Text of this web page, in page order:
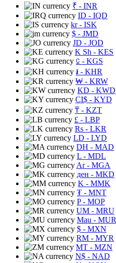
₹ - INR
ID - IQD
kr- ISK
$ - JMD
JD - JOD
K Sh - KES
⃀ - KGS
៛ - KHR
₩ - KRW
KD - KWD
CI$ - KYD
₸ - KZT
£ - LBP
Rs - LKR
LD - LYD
DH - MAD
L - MDL
Ar- MGA
ден - MKD
K - MMK
₮ - MNT
P- MOP
UM - MRU
Mau - MUR
$ - MXN
RM - MYR
MT - MZN
N$ - NAD